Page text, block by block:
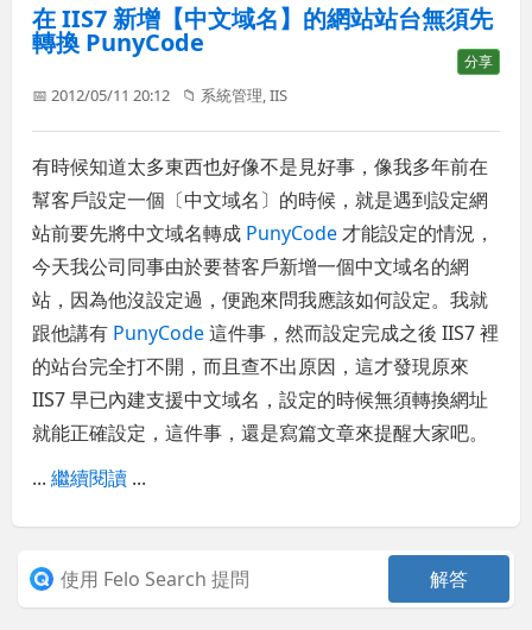
在 IIS7 新增【中文域名】的網站站台無須先
轉換 PunyCode
分享
📅 2012/05/11 20:12 📁 系統管理 ,IIS
有時候知道太多東西也好像不是見好事，像我多年前在
幫客戶設定一個〔中文域名〕的時候，就是遇到設定網
站前要先將中文域名轉成 PunyCode才能設定的情況，
今天我公司同事由於要替客戶新增一個中文域名的網
站，因為他沒設定過，便跑來問我應該如何設定。我就
跟他講有 PunyCode這件事，然而設定完成之後 IIS7 裡
的站台完全打不開，而且查不出原因，這才發現原來
IIS7 早已內建支援中文域名，設定的時候無須轉換網址
就能正確設定，這件事，還是寫篇文章來提醒大家吧。
...繼續閱讀 ...